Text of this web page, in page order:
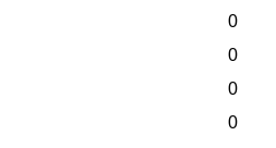
0
0
0
0